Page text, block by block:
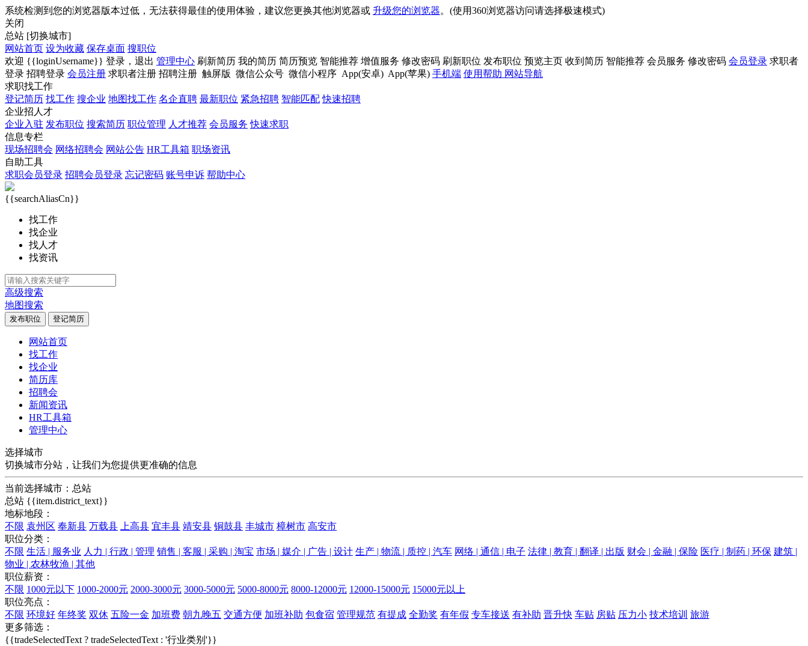
系统检测到您的浏览器版本过低，无法获得最佳的使用体验，建议您更换其他浏览器或 升级您的浏览器。(使用360浏览器访问请选择极速模式)
关闭
总站 [切换城市]
网站首页 设为收藏 保存桌面 搜职位
欢迎 {{loginUsername}} 登录， 退出 管理中心 刷新简历 我的简历 简历预览 智能推荐 增值服务 修改密码 刷新职位 发布职位 预览主页 收到简历 智能推荐 会员服务 修改密码 会员登录 求职者
登录 招聘登录 会员注册 求职者注册 招聘注册 触屏版 微信公众号 微信小程序 App(安卓) App(苹果) 手机端 使用帮助 网站导航
求职找工作
登记简历 找工作 搜企业 地图找工作 名企直聘 最新职位 紧急招聘 智能匹配 快速招聘
企业招人才
企业入驻 发布职位 搜索简历 职位管理 人才推荐 会员服务 快速求职
信息专栏
现场招聘会 网络招聘会 网站公告 HR工具箱 职场资讯
自助工具
求职会员登录 招聘会员登录 忘记密码 账号申诉 帮助中心
{{searchAliasCn}}
找工作
找企业
找人才
找资讯
高级搜索
地图搜索
发布职位 登记简历
网站首页
找工作
找企业
简历库
招聘会
新闻资讯
HR工具箱
管理中心
选择城市
切换城市分站，让我们为您提供更准确的信息
当前选择城市： 总站
总站 {{item.district_text}}
地标地段：
不限 袁州区 奉新县 万载县 上高县 宜丰县 靖安县 铜鼓县 丰城市 樟树市 高安市
职位分类：
不限 生活 | 服务业 人力 | 行政 | 管理 销售 | 客服 | 采购 | 淘宝 市场 | 媒介 | 广告 | 设计 生产 | 物流 | 质控 | 汽车 网络 | 通信 | 电子 法律 | 教育 | 翻译 | 出版 财会 | 金融 | 保险 医疗 | 制药 | 环保 建筑 |
物业 | 农林牧渔 | 其他
职位薪资：
不限 1000元以下 1000-2000元 2000-3000元 3000-5000元 5000-8000元 8000-12000元 12000-15000元 15000元以上
职位亮点：
不限 环境好 年终奖 双休 五险一金 加班费 朝九晚五 交通方便 加班补助 包食宿 管理规范 有提成 全勤奖 有年假 专车接送 有补助 晋升快 车贴 房贴 压力小 技术培训 旅游
更多筛选：
{{tradeSelectedText ? tradeSelectedText : '行业类别'}}